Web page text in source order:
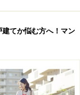
っていますか？
後を絶ちません。
るのでしょうか。
ような基準があり
てか悩む方へ！マン